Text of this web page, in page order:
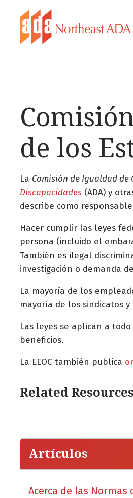
de los
La Comisión de Igualdad de
Discapacidades (ADA) y
describe como
Hacer cumplir las leyes
persona (incluido el
También es ilegal
investigación o demanda
La mayoría de los
mayoría de los sindicatos
Las leyes se aplican a
beneficios.
La EEOC también publica
Related Resources
Artículos
Acerca de las Normas